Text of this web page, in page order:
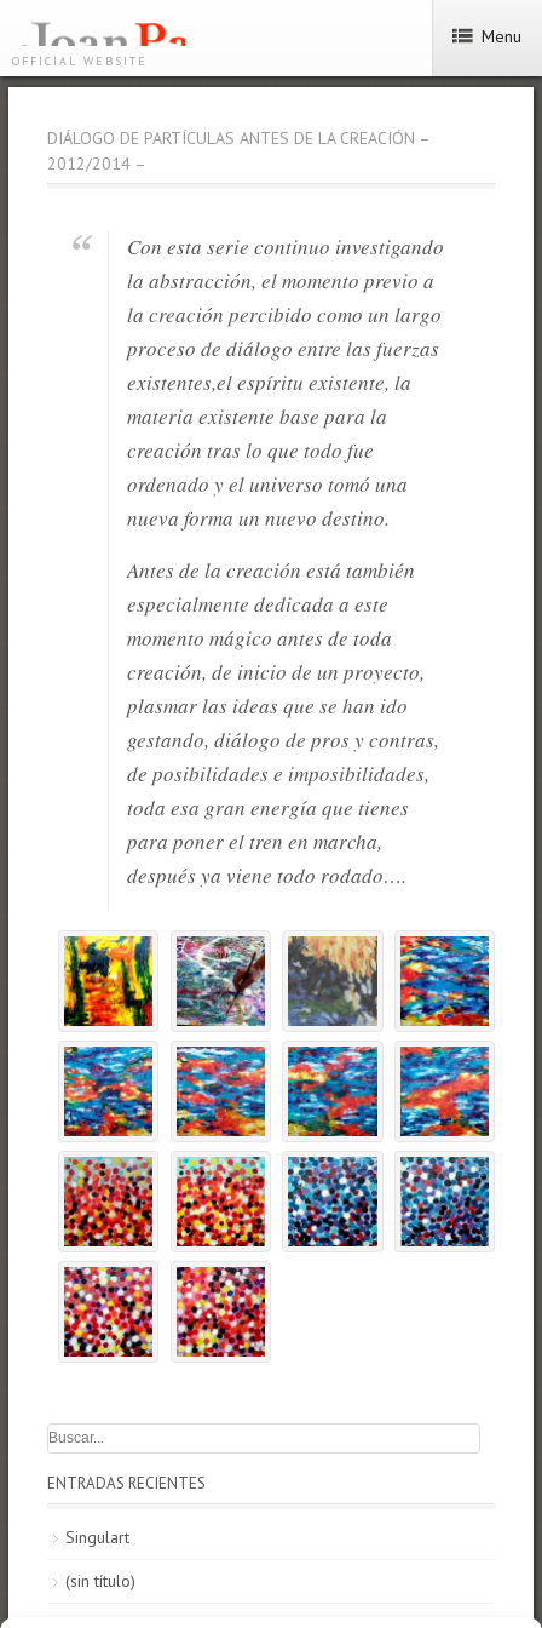
OFFICIAL WEBSITE
Menu
DIÁLOGO DE PARTÍCULAS ANTES DE LA CREACIÓN –
2012/2014 –
Con esta serie continuo investigando
la abstracción, el momento previo a
la creación percibido como un largo
proceso de diálogo entre las fuerzas
existentes,el espíritu existente, la
materia existente base para la
creación tras lo que todo fue
ordenado y el universo tomó una
nueva forma un nuevo destino.
Antes de la creación está también
especialmente dedicada a este
momento mágico antes de toda
creación, de inicio de un proyecto,
plasmar las ideas que se han ido
gestando, diálogo de pros y contras,
de posibilidades e imposibilidades,
toda esa gran energía que tienes
para poner el tren en marcha,
después ya viene todo rodado….
ENTRADAS RECIENTES
Singulart
(sin título)